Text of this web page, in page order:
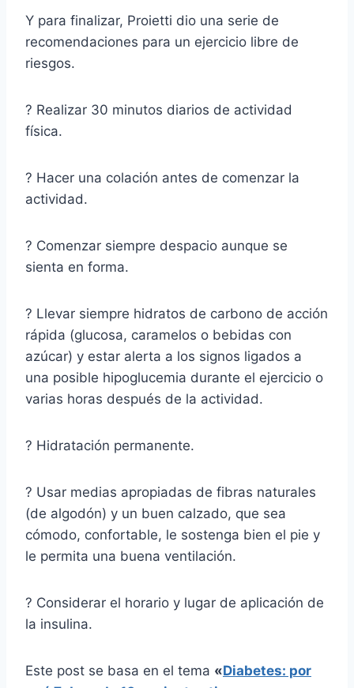
Y para finalizar, Proietti dio una serie de
recomendaciones para un ejercicio libre de
riesgos.
? Realizar 30 minutos diarios de actividad
física.
? Hacer una colación antes de comenzar la
actividad.
? Comenzar siempre despacio aunque se
sienta en forma.
? Llevar siempre hidratos de carbono de acción
rápida (glucosa, caramelos o bebidas con
azúcar) y estar alerta a los signos ligados a
una posible hipoglucemia durante el ejercicio o
varias horas después de la actividad.
? Hidratación permanente.
? Usar medias apropiadas de fibras naturales
(de algodón) y un buen calzado, que sea
cómodo, confortable, le sostenga bien el pie y
le permita una buena ventilación.
? Considerar el horario y lugar de aplicación de
la insulina.
Este post se basa en el tema «Diabetes: por